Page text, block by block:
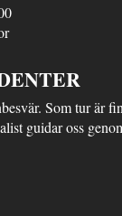
Som tur är
guidar oss